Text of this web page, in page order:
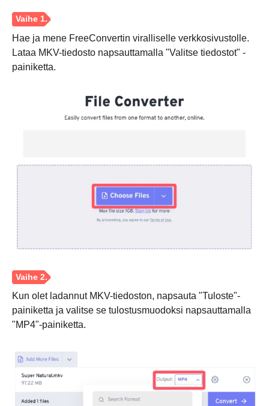
Vaihe 1.
Hae ja mene FreeConvertin viralliselle verkkosivustolle.
Lataa MKV-tiedosto napsauttamalla "Valitse tiedostot" -
painiketta.
Kun olet ladannut MKV-tiedoston, napsauta "Tuloste"-
painiketta ja valitse se tulostusmuodoksi napsauttamalla
"MP4"-painiketta.